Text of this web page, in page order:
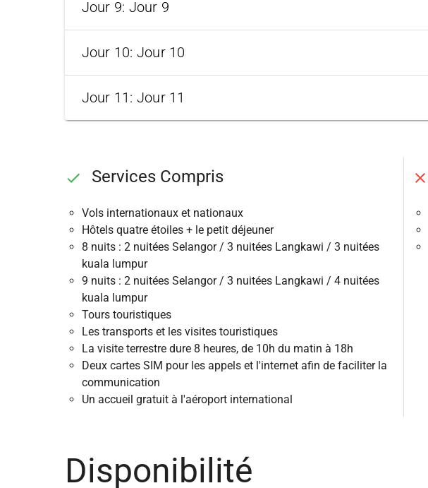
Jour 9: Jour 9
Jour 10: Jour 10
Jour 11: Jour 11
Services Compris
Vols internationaux et nationaux
Hôtels quatre étoiles + le petit déjeuner
8 nuits : 2 nuitées Selangor / 3 nuitées Langkawi / 3 nuitées
kuala lumpur
9 nuits : 2 nuitées Selangor / 3 nuitées Langkawi / 4 nuitées
kuala lumpur
Tours touristiques
Les transports et les visites touristiques
La visite terrestre dure 8 heures, de 10h du matin à 18h
Deux cartes SIM pour les appels et l'internet afin de faciliter la
communication
Un accueil gratuit à l'aéroport international
Disponibilité